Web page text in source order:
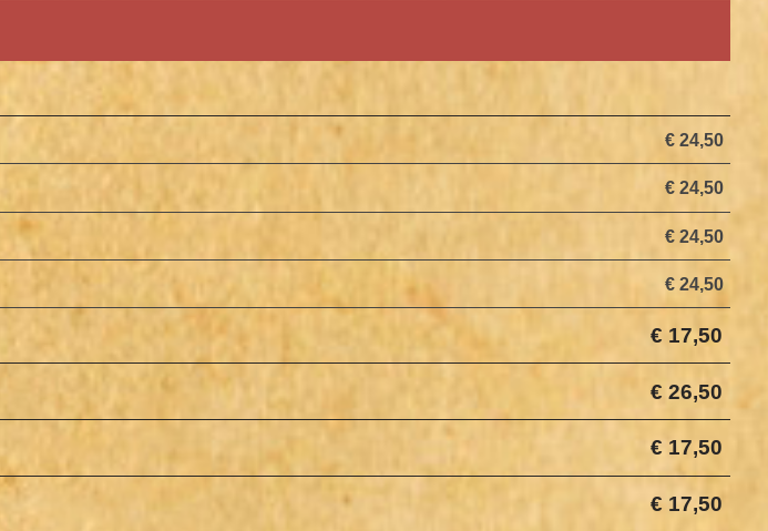
€ 24,50
€ 24,50
€ 24,50
€ 24,50
€ 17,50
€ 26,50
€ 17,50
€ 17,50